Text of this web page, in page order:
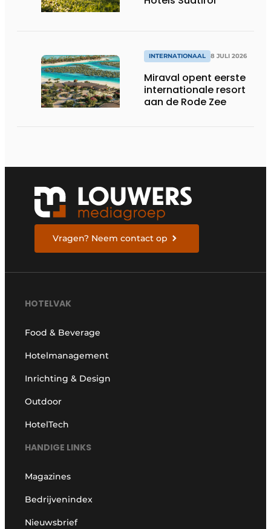
INTERNATIONAAL 8 JULI 2026
Miraval opent eerste
internationale resort
aan de Rode Zee
Vragen? Neem contact op
HOTELVAK
Food & Beverage
Hotelmanagement
Inrichting & Design
Outdoor
HotelTech
HANDIGE LINKS
Magazines
Bedrijvenindex
Nieuwsbrief